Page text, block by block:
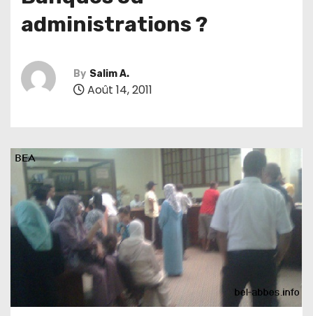
administrations ?
By Salim A.
Août 14, 2011